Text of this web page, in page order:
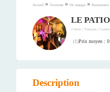
Accueil » Tourisme » Où manger » Restaurants
LE
Créole / Français /Gastro
(1)Prix moyen :
Description